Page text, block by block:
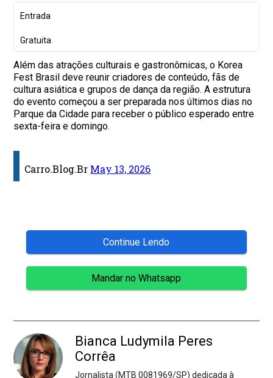
Entrada
Gratuita
Além das atrações culturais e gastronômicas, o Korea
Fest Brasil deve reunir criadores de conteúdo, fãs de
cultura asiática e grupos de dança da região. A estrutura
do evento começou a ser preparada nos últimos dias no
Parque da Cidade para receber o público esperado entre
sexta-feira e domingo.
Carro.Blog.Br May 13, 2026
Continue Lendo
Mandar no Whatsapp
Bianca Ludymila Peres
Corrêa
Jornalista (MTB 0081969/SP) dedicada à